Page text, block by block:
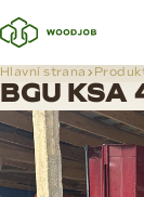
Hlavní strana
BGU KSA